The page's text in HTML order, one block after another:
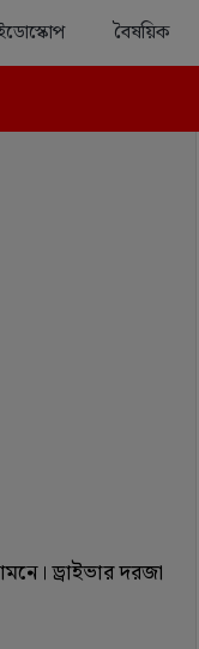
বৈষয়িক
ড্রাইভার দরজা